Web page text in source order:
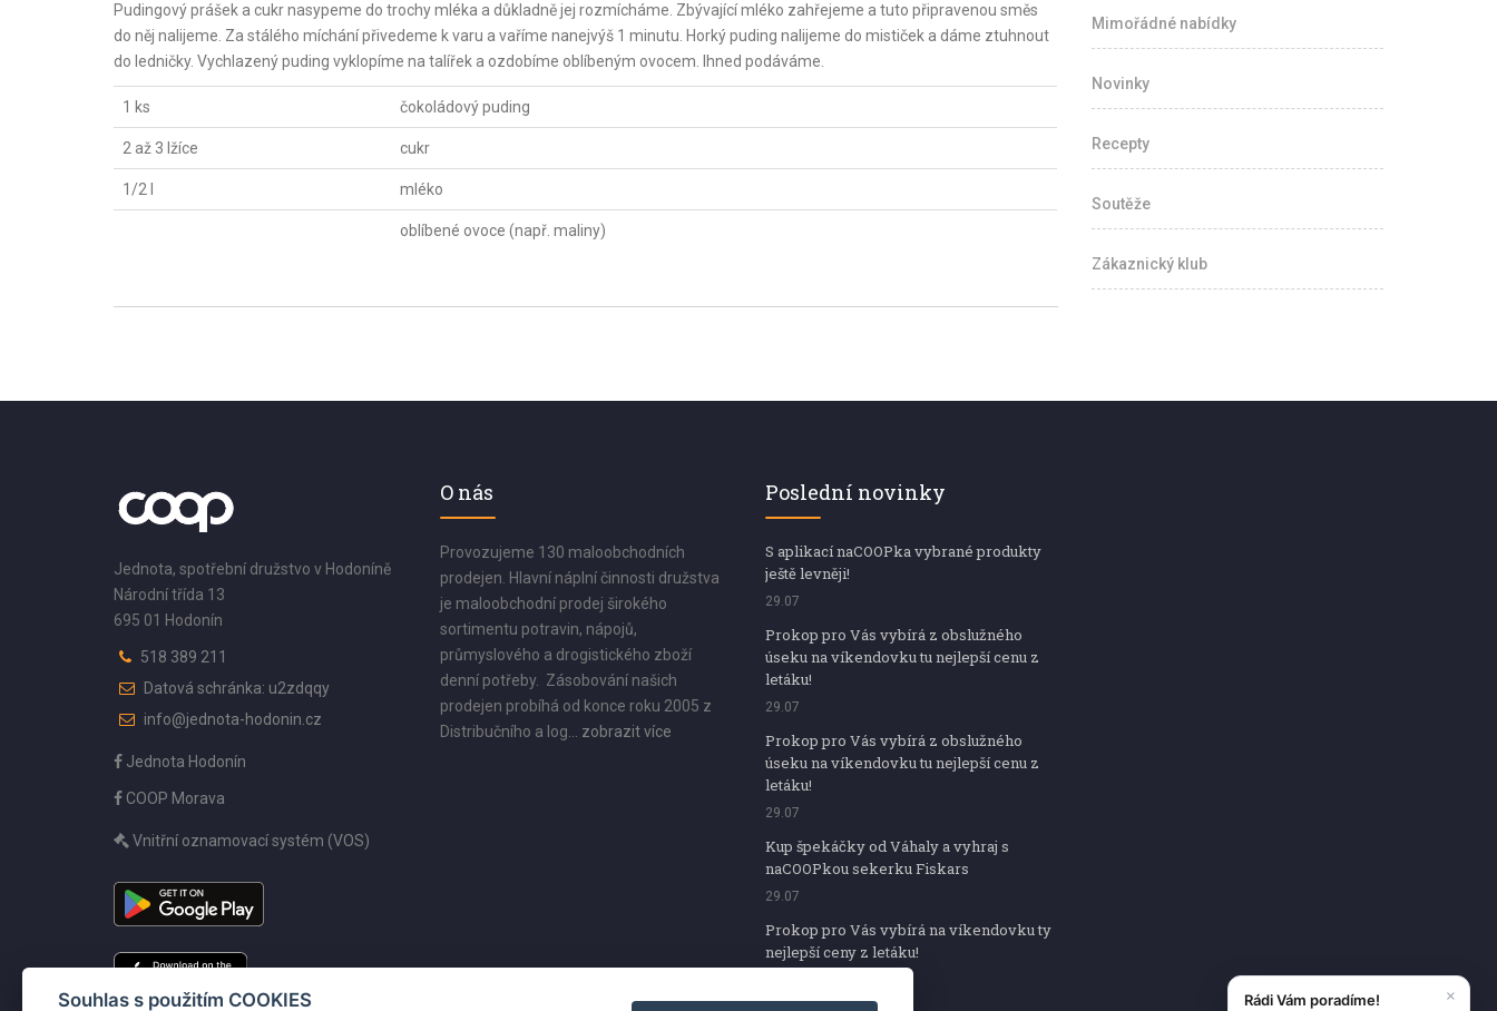
Pudingový prášek a cukr nasypeme do trochy mléka a důkladně jej rozmícháme. Zbývající mléko zahřejeme a tuto připravenou směs
do něj nalijeme. Za stálého míchání přivedeme k varu a vaříme nanejvýš 1 minutu. Horký puding nalijeme do mističek a dáme ztuhnout
do ledničky. Vychlazený puding vyklopíme na talířek a ozdobíme oblíbeným ovocem. Ihned podáváme.
1 ks čokoládový puding
2 až 3 lžíce cukr
1/2 l mléko
oblíbené ovoce (např. maliny)
Mimořádné nabídky
Novinky
Recepty
Soutěže
Zákaznický klub
Jednota, spotřební družstvo v Hodoníně
Národní třída 13
695 01 Hodonín
518 389 211
Datová schránka: u2zdqqy
info@jednota-hodonin.cz
Jednota Hodonín
COOP Morava
Vnitřní oznamovací systém (VOS)
O nás
Provozujeme 130 maloobchodních
prodejen. Hlavní náplní činnosti družstva
je maloobchodní prodej širokého
sortimentu potravin, nápojů,
průmyslového a drogistického zboží
denní potřeby. Zásobování našich
prodejen probíhá od konce roku 2005 z
Distribučního a log... zobrazit více
Poslední novinky
S aplikací naCOOPka vybrané produkty
ještě levněji!
29.07
Prokop pro Vás vybírá z obslužného
úseku na víkendovku tu nejlepší cenu z
letáku!
29.07
Prokop pro Vás vybírá z obslužného
úseku na víkendovku tu nejlepší cenu z
letáku!
29.07
Kup špekáčky od Váhaly a vyhraj s
naCOOPkou sekerku Fiskars
29.07
Prokop pro Vás vybírá na víkendovku ty
nejlepší ceny z letáku!
Souhlas s použitím COOKIES